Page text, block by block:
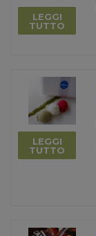
LEGGI
TUTTO
LEGGI
TUTTO